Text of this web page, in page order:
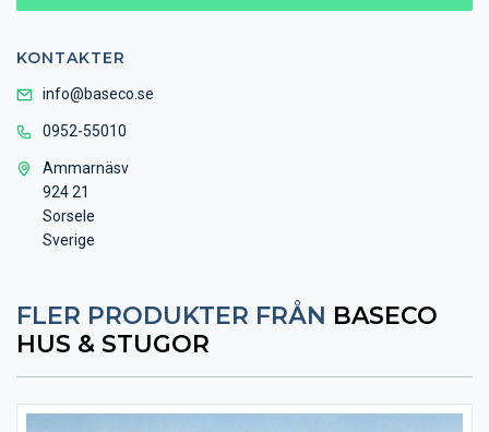
KONTAKTER
info@baseco.se
0952-55010
Ammarnäsv
924 21
Sorsele
Sverige
FLER PRODUKTER FRÅN BASECO
HUS & STUGOR